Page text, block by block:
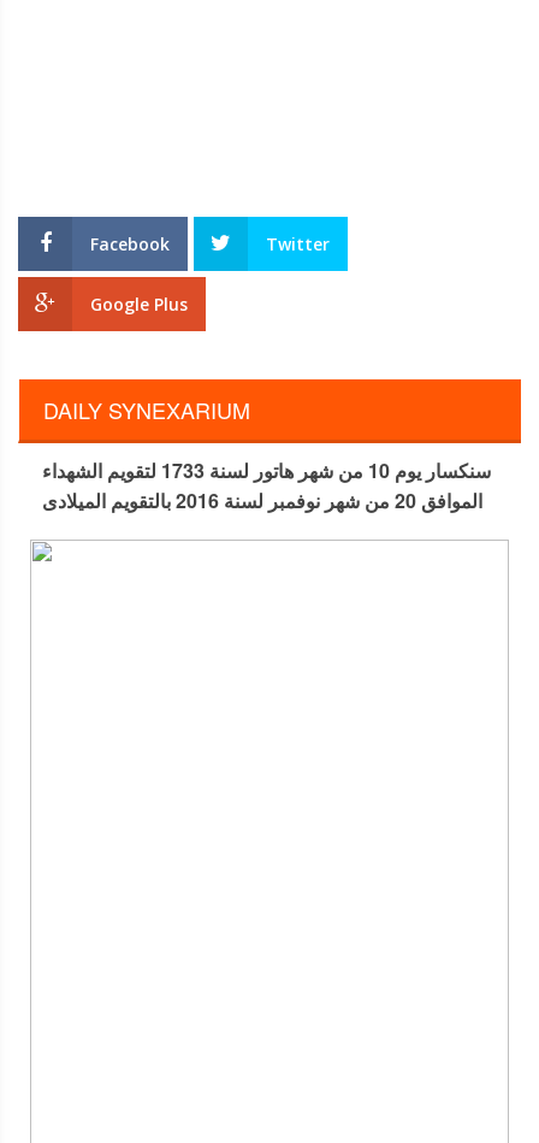
Facebook Twitter
Google Plus
DAILY SYNEXARIUM
سنكسار يوم 10 من شهر هاتور لسنة 1733 لتقويم الشهداء
الموافق 20 من شهر نوفمبر لسنة 2016 بالتقويم الميلادى